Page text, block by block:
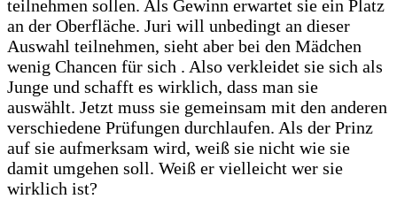
teilnehmen sollen. Als Gewinn erwartet sie ein Platz
an der Oberfläche. Juri will unbedingt an dieser
Auswahl teilnehmen, sieht aber bei den Mädchen
wenig Chancen für sich . Also verkleidet sie sich als
Junge und schafft es wirklich, dass man sie
auswählt. Jetzt muss sie gemeinsam mit den anderen
verschiedene Prüfungen durchlaufen. Als der Prinz
auf sie aufmerksam wird, weiß sie nicht wie sie
damit umgehen soll. Weiß er vielleicht wer sie
wirklich ist?